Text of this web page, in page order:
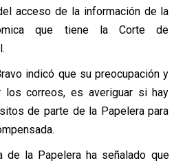
acceso de la información de la
que tiene la Corte de
indicó que su preocupación y
los correos, es averiguar si hay
de parte de la Papelera para
de la Papelera ha señalado que